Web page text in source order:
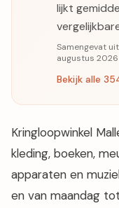
lijkt
Samengevat
augustus 2026
Bekijk alle
Kringloopwinkel
kleding, boeken,
apparaten en
en van maandag